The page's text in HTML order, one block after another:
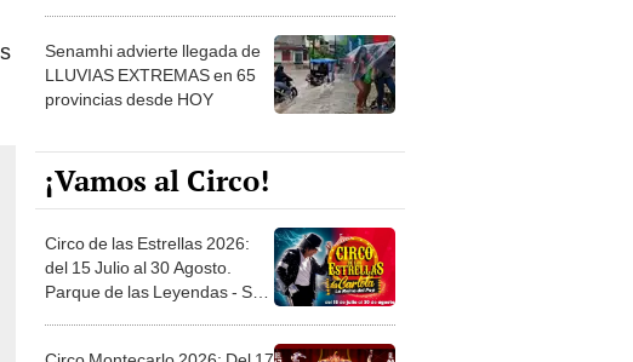
Senamhi advierte llegada de
LLUVIAS EXTREMAS en 65
provincias desde HOY
¡Vamos al Circo!
Circo de las Estrellas 2026:
del 15 Julio al 30 Agosto.
Parque de las Leyendas - San
Miguel
Circo Montecarlo 2026: Del 17
de Julio hasta el 30 Agosto en